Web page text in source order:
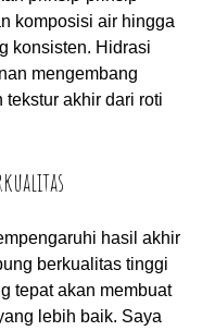
komposisi air hingga
konsisten. Hidrasi
mengembang
akhir dari roti
hasil akhir
berkualitas tinggi
tepat akan membuat
lebih baik. Saya